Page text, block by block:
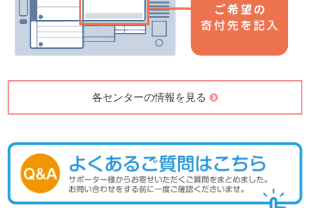
各センターの情報を見る